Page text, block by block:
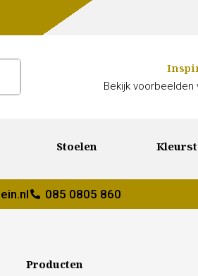
Bekijk voorbeelden
Stoelen
085 0805 860
Producten